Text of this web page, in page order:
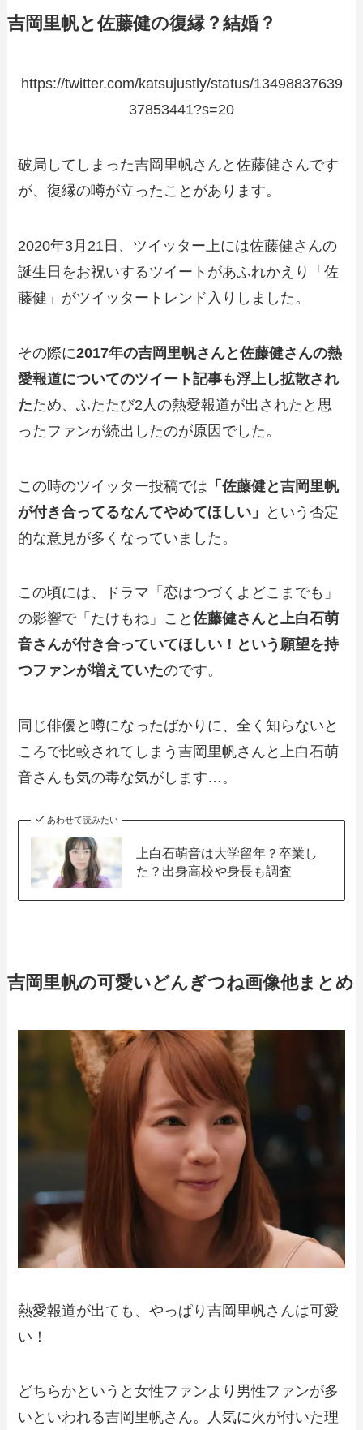
吉岡里帆と佐藤健の復縁？結婚？
https://twitter.com/katsujustly/status/13498837639
37853441?s=20
破局してしまった吉岡里帆さんと佐藤健さんです
が、復縁の噂が立ったことがあります。
2020年3月21日、ツイッター上には佐藤健さんの
誕生日をお祝いするツイートがあふれかえり「佐
藤健」がツイッタートレンド入りしました。
その際に2017年の吉岡里帆さんと佐藤健さんの熱
愛報道についてのツイート記事も浮上し拡散され
たため、ふたたび2人の熱愛報道が出されたと思
ったファンが続出したのが原因でした。
この時のツイッター投稿では 「佐藤健と吉岡里帆
が付き合ってるなんてやめてほしい」
という否定
的な意見が多くなっていました。
この頃には、ドラマ「恋はつづくよどこまでも」
の影響で「たけもね」こと佐藤健さんと上白石萌
音さんが付き合っていてほしい！という願望を持
つファンが増えていたのです。
同じ俳優と噂になったばかりに、全く知らないと
ころで比較されてしまう吉岡里帆さんと上白石萌
音さんも気の毒な気がします…。
あわせて読みたい
上白石萌音は大学留年？卒業し
た？出身高校や身長も調査
吉岡里帆の可愛いどんぎつね画像他まとめ
熱愛報道が出ても、やっぱり吉岡里帆さんは可愛
い！
どちらかというと女性ファンより男性ファンが多
いといわれる吉岡里帆さん。人気に火が付いた理